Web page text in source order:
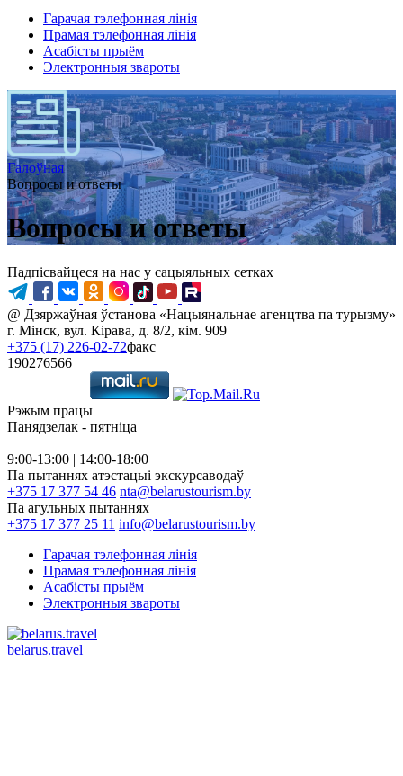
Гарачая тэлефонная лінія
Прамая тэлефонная лінія
Асабісты прыём
Электронныя звароты
Галоўная
Вопросы и ответы
Вопросы и ответы
Падпісвайцеся на нас у сацыяльных сетках
@ Дзяржаўная ўстанова «Нацыянальнае агенцтва па турызму»
г. Мінск, вул. Кірава, д. 8/2, кім. 909
+375 (17) 226-02-72факс
190276566
Рэжым працы
Панядзелак - пятніца
9:00-13:00 | 14:00-18:00
Па пытаннях атэстацыі экскурсаводаў
+375 17 377 54 46 nta@belarustourism.by
Па агульных пытаннях
+375 17 377 25 11 info@belarustourism.by
Гарачая тэлефонная лінія
Прамая тэлефонная лінія
Асабісты прыём
Электронныя звароты
belarus.travel